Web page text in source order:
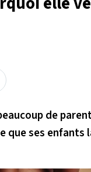
de
ses enfants